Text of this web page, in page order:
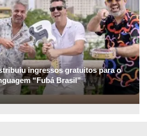
ingressos gratuitos para o
“Fubá Brasil”